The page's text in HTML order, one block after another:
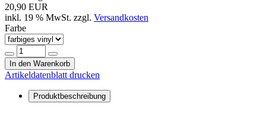
20,90 EUR
inkl. 19 % MwSt. zzgl. Versandkosten
Farbe
In den Warenkorb
Artikeldatenblatt drucken
Produktbeschreibung